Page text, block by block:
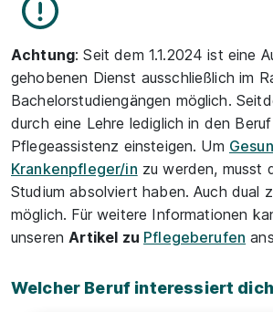
Achtung: Seit dem 1.1.2024 ist eine
gehobenen Dienst ausschließlich im
Bachelorstudiengängen möglich.
durch eine Lehre lediglich in den
Pflegeassistenz einsteigen. Um
Krankenpfleger/in zu werden, musst
Studium absolviert haben. Auch dual
möglich. Für weitere Informationen
unserenArtikel zu Pflegeberufen
Welcher Beruf interessiert